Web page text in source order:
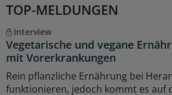
TOP-MELDUNGEN
Interview
Vegetarische und vegane
mit Vorerkrankungen
Rein pflanzliche Ernährung bei
funktionieren, jedoch kommt es auf